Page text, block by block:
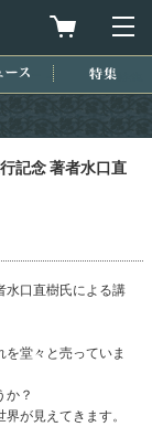
買物カゴを
ニュース
記念 著者水口直
水口直樹氏による講
を堂々と売っていま
か？
が見えてきます。